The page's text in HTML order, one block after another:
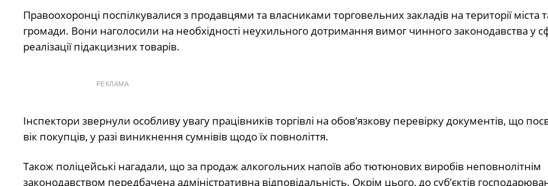
Правоохоронці поспілкувалися з продавцями та власниками торговельних закладів на території міста
громади. Вони наголосили на необхідності неухильного дотримання вимог чинного законодавства у
реалізації підакцизних товарів.
РЕКЛАМА
Інспектори звернули особливу увагу працівників торгівлі на обов’язкову перевірку документів, що
вік покупців, у разі виникнення сумнівів щодо їх повноліття.
Також поліцейські нагадали, що за продаж алкогольних напоїв або тютюнових виробів неповнолітнім
законодавством передбачена адміністративна відповідальність. Окрім цього, до суб’єктів